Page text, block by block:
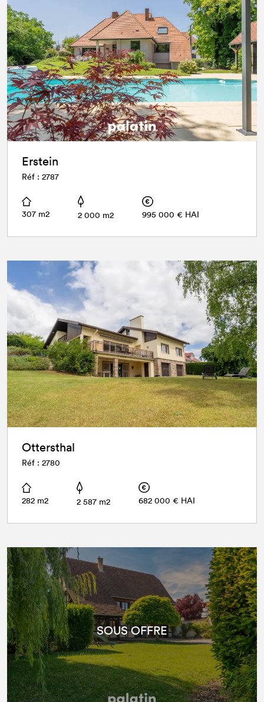
Erstein
Réf : 2787
307 m2 2 000 m2 995 000 € HAI
Ottersthal
Réf : 2780
282 m2 2 587 m2 682 000 € HAI
SOUS OFFRE